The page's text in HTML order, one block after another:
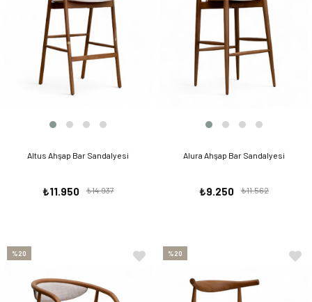
Altus Ahşap Bar Sandalyesi
₺11.950 ₺14.937
Alura Ahşap Bar Sandalyesi
₺9.250 ₺11.562
%20 %20